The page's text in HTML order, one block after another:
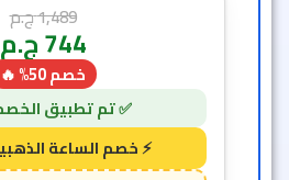
1,489ج.م
744ج.م
خصم 50% 🔥